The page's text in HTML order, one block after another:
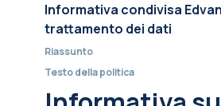
Informativa condivisa
trattamento dei dati
Riassunto
Testo della politica